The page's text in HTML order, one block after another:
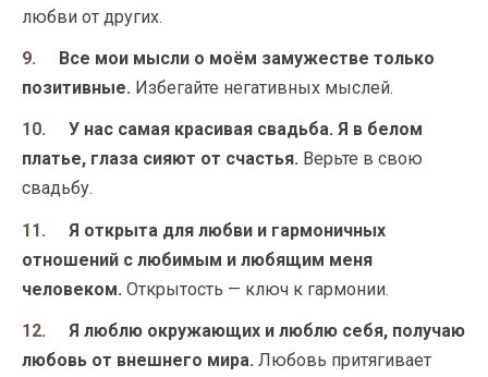
любви от других.
Все мои мысли о моём замужестве только
позитивные. Избегайте негативных мыслей.
У нас самая красивая свадьба. Я в белом
платье, глаза сияют от счастья. Верьте в свою
свадьбу.
Я открыта для любви и гармоничных
отношений с любимым и любящим меня
человеком. Открытость — ключ к гармонии.
Я люблю окружающих и люблю себя, получаю
любовь от внешнего мира. Любовь притягивает